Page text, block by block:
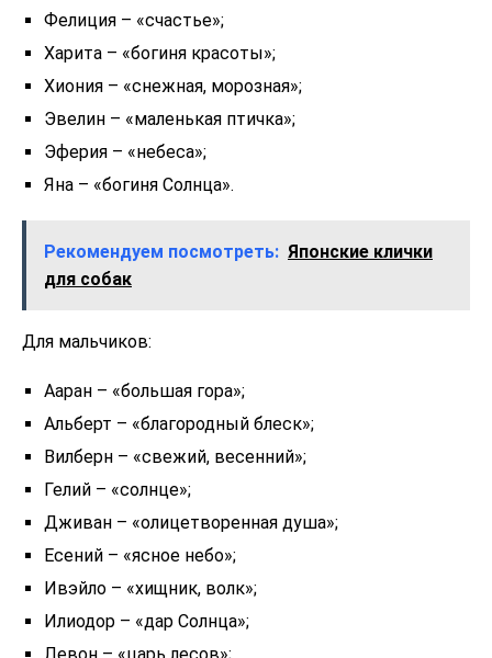
Фелиция – «счастье»;
Харита – «богиня красоты»;
Хиония – «снежная, морозная»;
Эвелин – «маленькая птичка»;
Эферия – «небеса»;
Яна – «богиня Солнца».
Рекомендуем посмотреть: Японские клички
для собак
Для мальчиков:
Ааран – «большая гора»;
Альберт – «благородный блеск»;
Вилберн – «свежий, весенний»;
Гелий – «солнце»;
Дживан – «олицетворенная душа»;
Есений – «ясное небо»;
Ивэйло – «хищник, волк»;
Илиодор – «дар Солнца»;
Левон – «царь лесов»;